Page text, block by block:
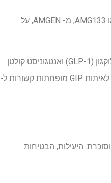
ניסוי שלב 2 זה נועד להעריך את ההשפעה של Maridebart Cafraglutide, הידוע גם בשם Maritide או AMG133, מ- AMGEN, על
Maridebart Cafraglutide היא מולקולה פועלת ארוכת שנים המשלבת אגוניסט קולטן דמוי גלוקגון-גלוקגון (GLP-1) ואנטגוניסט קולטן
(GIP) תלוי בגלוקוז (GIP). עדויות גנטיות תומכות ברציונל לאנטגוניזם של GIP, שכן גרסאות הקשורות לאיתות GIP מופחתות קשורות ל-
יתר ו 127 אנשים עם השמנת יתר וסוכרת. היעילות, הבטיחות